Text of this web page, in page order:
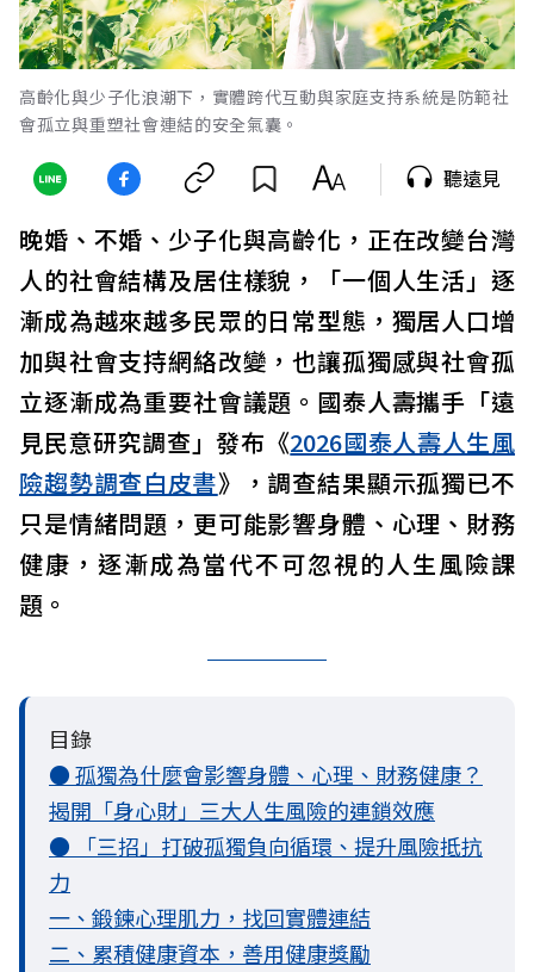
高齡化與少子化浪潮下，實體跨代互動與家庭支持系統是防範社
會孤立與重塑社會連結的安全氣囊。
聽遠見
晚婚、不婚、少子化與高齡化，正在改變台灣
人的社會結構及居住樣貌，「一個人生活」逐
漸成為越來越多民眾的日常型態，獨居人口增
加與社會支持網絡改變，也讓孤獨感與社會孤
立逐漸成為重要社會議題。國泰人壽攜手「遠
見民意研究調查」發布《2026國泰人壽人生風
險趨勢調查白皮書》，調查結果顯示孤獨已不
只是情緒問題，更可能影響身體、心理、財務
健康，逐漸成為當代不可忽視的人生風險課
題。
目錄
● 孤獨為什麼會影響身體、心理、財務健康？
揭開「身心財」三大人生風險的連鎖效應
● 「三招」打破孤獨負向循環、提升風險抵抗
力
一、鍛鍊心理肌力，找回實體連結
二、累積健康資本，善用健康獎勵